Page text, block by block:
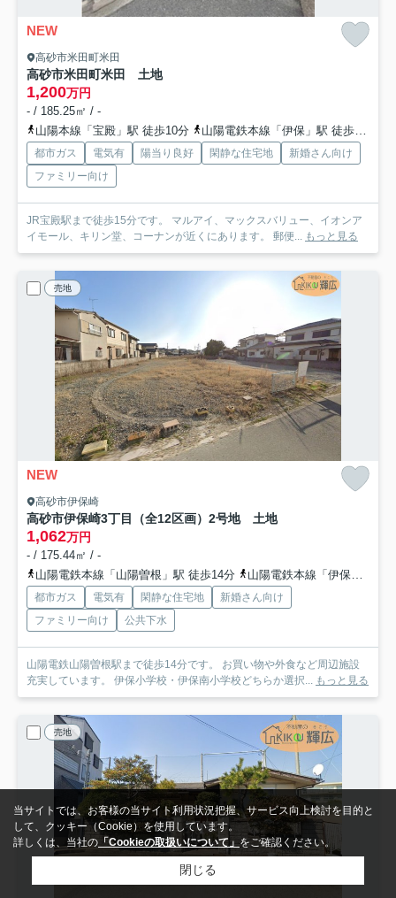
NEW
高砂市米田町米田
高砂市米田町米田 土地
1,200万円
- / 185.25㎡ / -
山陽本線「宝殿」駅 徒歩10分
山陽電鉄本線「伊保」駅 徒歩33分
都市ガス 電気有 陽当り良好 閑静な住宅地
新婚さん向け
ファミリー向け
JR宝殿駅まで徒歩15分です。 マルアイ、マックスバリュー、イオンア
イモール、キリン堂、コーナンが近くにあります。 郵便... もっと見る
売地
NEW
高砂市伊保崎
高砂市伊保崎3丁目（全12区画）2号地 土地
1,062万円
- / 175.44㎡ / -
山陽電鉄本線「山陽曽根」駅 徒歩14分
山陽電鉄本線「伊保」駅 徒歩14分
都市ガス 電気有 閑静な住宅地
新婚さん向け
ファミリー向け
公共下水
山陽電鉄山陽曽根駅まで徒歩14分です。 お買い物や外食など周辺施設
充実しています。 伊保小学校・伊保南小学校どちらか選択... もっと見る
売地
当サイトでは、お客様の当サイト利用状況把握、サービス向上検討を目的と
して、クッキー（Cookie）を使用しています。
詳しくは、当社の 「Cookieの取扱いについて」 をご確認ください。
閉じる